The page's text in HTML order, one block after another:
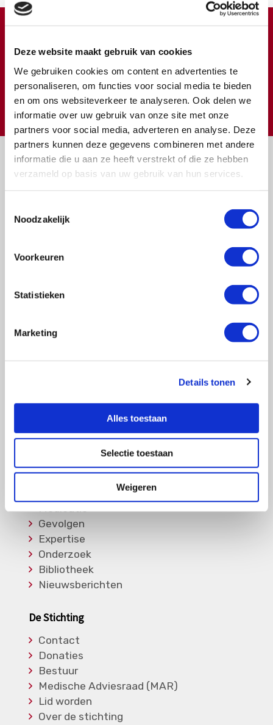
Deze website maakt gebruik van cookies
We gebruiken cookies om content en advertenties te
personaliseren, om functies voor social media te bieden
en om ons websiteverkeer te analyseren. Ook delen we
informatie over uw gebruik van onze site met onze
partners voor social media, adverteren en analyse. Deze
partners kunnen deze gegevens combineren met andere
informatie die u aan ze heeft verstrekt of die ze hebben
verzameld op basis van uw gebruik van hun services.
Noodzakelijk
Voorkeuren
Statistieken
Marketing
Details tonen
Alles toestaan
Selectie toestaan
Weigeren
Meer weten over wat we met uw extra gift doen?
Klik hier
€ Doneer
Vragen?
of bel ons op:
Ziektebeelden
EGPA
RCA
Overige Vasculitiden
Informatie
Soorten Vasculitis
Medicatie
Gevolgen
Expertise
Onderzoek
Bibliotheek
Nieuwsberichten
De Stichting
Contact
Donaties
Bestuur
Medische Adviesraad (MAR)
Lid worden
Over de stichting